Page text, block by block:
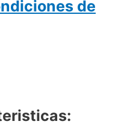
de